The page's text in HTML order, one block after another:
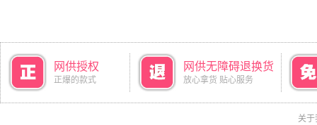
网供授权
正爆的款式
网供无障碍退换货
放心拿货 贴心服务
关于